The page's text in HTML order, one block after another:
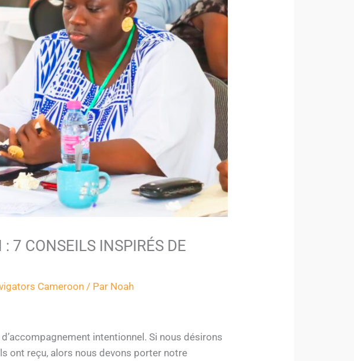
7 CONSEILS INSPIRÉS DE
Cameroon / Par Noah
intentionnel. Si nous désirons
ont reçu, alors nous devons porter notre